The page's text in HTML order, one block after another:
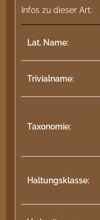
Infos zu dieser Art:
Lat. Name:
Trivialname:
Taxonomie:
Haltungsklasse: